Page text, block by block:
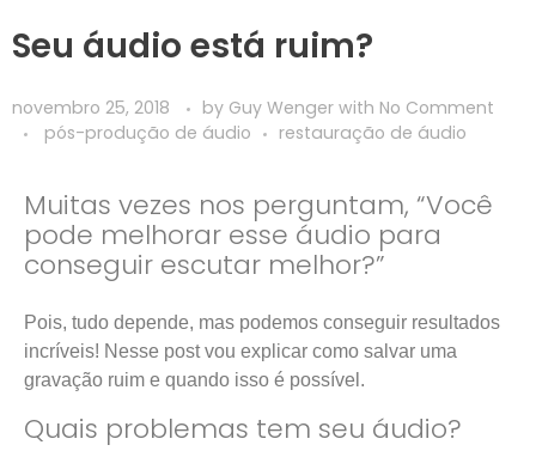
Seu áudio está ruim?
novembro 25, 2018 by Guy Wenger with No Comment
pós-produção de áudio
restauração de áudio
Muitas vezes nos perguntam, “Você
pode melhorar esse áudio para
conseguir escutar melhor?”
Pois, tudo depende, mas podemos conseguir resultados
incríveis! Nesse post vou explicar como salvar uma
gravação ruim e quando isso é possível.
Quais problemas tem seu áudio?